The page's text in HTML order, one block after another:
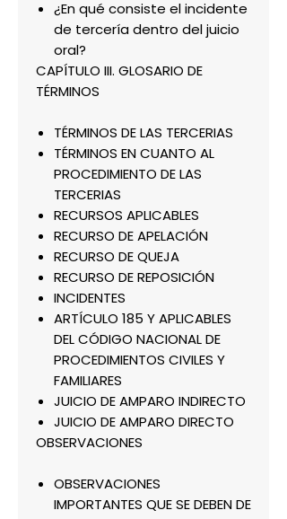
¿En qué consiste el incidente
de tercería dentro del juicio
oral?
CAPÍTULO III. GLOSARIO DE
TÉRMINOS
TÉRMINOS DE LAS TERCERIAS
TÉRMINOS EN CUANTO AL
PROCEDIMIENTO DE LAS
TERCERIAS
RECURSOS APLICABLES
RECURSO DE APELACIÓN
RECURSO DE QUEJA
RECURSO DE REPOSICIÓN
INCIDENTES
ARTÍCULO 185 Y APLICABLES
DEL CÓDIGO NACIONAL DE
PROCEDIMIENTOS CIVILES Y
FAMILIARES
JUICIO DE AMPARO INDIRECTO
JUICIO DE AMPARO DIRECTO
OBSERVACIONES
OBSERVACIONES
IMPORTANTES QUE SE DEBEN DE